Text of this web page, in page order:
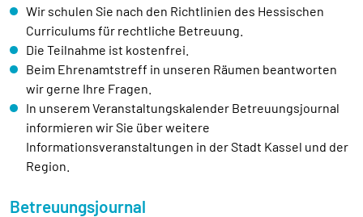
Wir schulen Sie nach den Richtlinien des Hessischen
Curriculums für rechtliche Betreuung.
Die Teilnahme ist kostenfrei.
Beim Ehrenamtstreff in unseren Räumen beantworten
wir gerne Ihre Fragen.
In unserem Veranstaltungskalender Betreuungsjournal
informieren wir Sie über weitere
Informationsveranstaltungen in der Stadt Kassel und der
Region.
Betreuungsjournal